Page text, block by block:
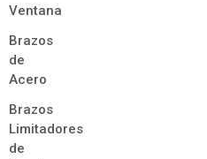
Ventana
Brazos
de
Acero
Brazos
Limitadores
de